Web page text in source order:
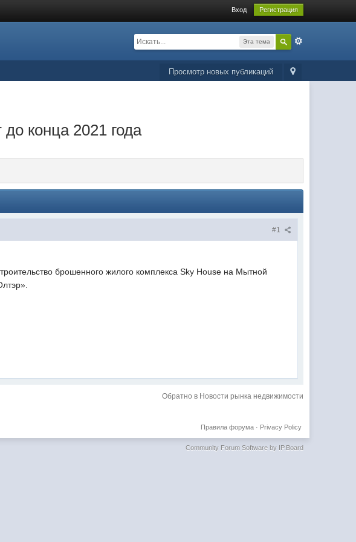
Вход Регистрация
Эта тема
Просмотр новых публикаций
конца 2021 года
#1
брошенного жилого комплекса Sky House на Мытной
Обратно в Новости рынка недвижимости
Privacy Policy
Правила форума·
Community Forum Software by IP.Board